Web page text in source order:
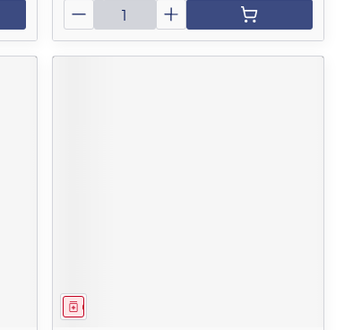
Aantal
Geneesmiddel